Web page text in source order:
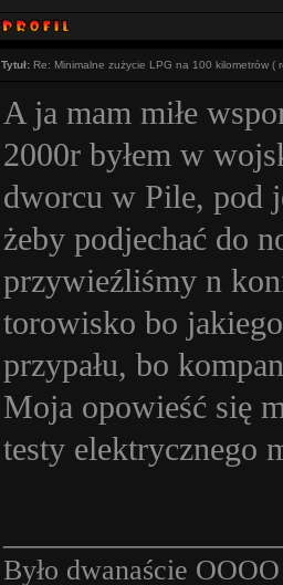
Tytuł: Re: Minimalne zużycie LPG na 100 kilometrów (
A ja mam miłe
2000r byłem w
dworcu w Pile, pod
żeby podjechać do
przywieźliśmy n
torowisko bo
przypału, bo
Moja opowieść się
testy elektrycznego
Było dwanaście